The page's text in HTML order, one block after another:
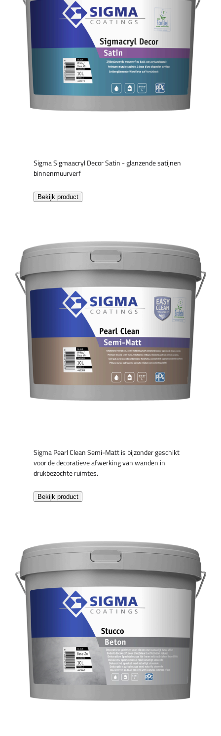
Sigma Sigmaacryl Decor Satin - glanzende satijnen
binnenmuurverf
Bekijk product
Sigma Pearl Clean Semi-Matt is bijzonder geschikt
voor de decoratieve afwerking van wanden in
drukbezochte ruimtes.
Bekijk product